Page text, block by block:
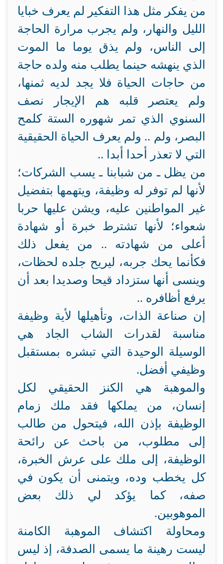
من يفكر مثل هذا التفكير لم يعرف خبايا
الليل والنهار، ولم يجرب مرارة الحاجة
إلى الناس، ولم يذق يوما ما الموت
الذي ينهشه حينما يطلب منه ولده حاجة
من حاجات الحياة فلا يجد لديه ثمنها،
ولم يعتصر قلبه هم الإيجار نصف
السنوي الذي تمر شهوره الستة كلمح
البصر، ولم .. ولم يعرف الحياة الحقيقية
التي لا تعذر أحدا أبدا ..
من يظل ـ من شبابنا ـ يسب الشركات؛
لأنها لم توفر له وظيفة، ويتهمها بتفضيل
غير المواطنين عليه، ويشن عليها حربا
شعواء؛ لأنها تشترط خبرة أو شهادة
أعلى من شهادته .. من يفعل ذلك
فكأنما يحك جربه، ليريح جلده لحظات،
وينسى أنها ستزداد قيحا وصديدا بعد أن
يرفع أظافره ..
إن صناعة الذات، وتأهيلها لأية وظيفة
مناسبة لقدرات الشاب الجاد هي
الوسيلة الوحيدة التي تبشره بمستقبل
وظيفي أفضل.
والموهبة هي الكنز الحقيقي لكل
إنسان، من يملكها فقد ملك زمام
الوظيفة بإذن الله، فيتحول من طالب
إلى مطلوب، من باحث عن رائحة
الوظيفة، إلى ملك على عرش الخبرة،
كل يخطب وده، ويتمنى أن يكون في
صفه، كما يؤكد لي ذلك بعض
الموهوبين.
ومحاولة اكتشاف الموهبة الكامنة
ليست رهينة ما يسمى الصدفة، إذ ليس